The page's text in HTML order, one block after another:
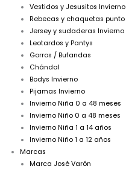
Vestidos y Jesusitos Invierno
Rebecas y chaquetas punto
Jersey y sudaderas Invierno
Leotardos y Pantys
Gorros / Bufandas
Chándal
Bodys Invierno
Pijamas Invierno
Invierno Niña 0 a 48 meses
Invierno Niño 0 a 48 meses
Invierno Niña 1 a 14 años
Invierno Niño 1 a 12 años
Marcas
Marca José Varón